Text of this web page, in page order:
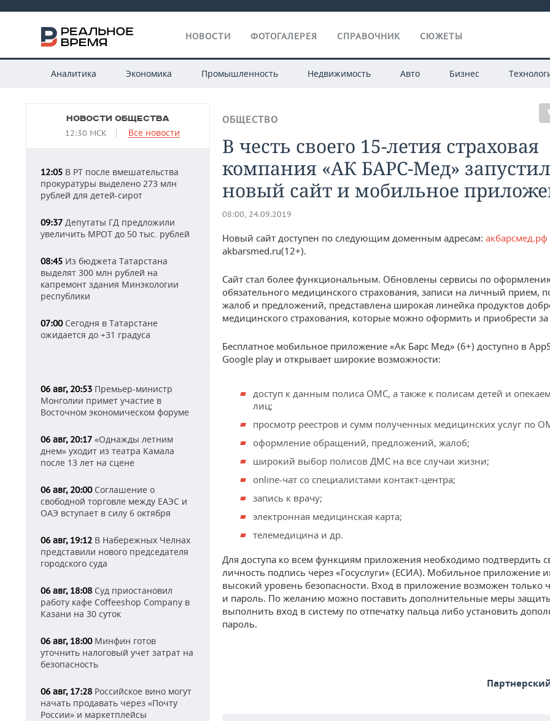
НОВОСТИ ФОТОГАЛЕРЕЯ СПРАВОЧНИК СЮЖЕТЫ
Аналитика Экономика Промышленность Недвижимость Авто Бизнес
НОВОСТИ ОБЩЕСТВА
12:30 МСК Все новости
12:05 В РТ после вмешательства
прокуратуры выделено 273 млн
рублей для детей-сирот
09:37 Депутаты ГД предложили
увеличить МРОТ до 50 тыс. рублей
08:45 Из бюджета Татарстана
выделят 300 млн рублей на
капремонт здания Минэкологии
республики
07:00Сегодня в Татарстане
ожидается до +31 градуса
06 авг, 20:53 Премьер-министр
Монголии примет участие в
Восточном экономическом форуме
06 авг, 20:17 «Однажды летним
днем» уходит из театра Камала
после 13 лет на сцене
06 авг, 20:00Соглашение о
свободной торговле между ЕАЭС и
ОАЭ вступает в силу 6 октября
06 авг, 19:12 В Набережных Челнах
представили нового председателя
городского суда
06 авг, 18:08 Суд приостановил
работу кафе Coffeeshop Company в
Казани на 30 суток
06 авг, 18:00Минфин готов
уточнить налоговый учет затрат на
безопасность
06 авг, 17:28 Российское вино могут
начать продавать через «Почту
России» и маркетплейсы
ОБЩЕСТВО
В честь своего 15-летия страховая
компания «АК БАРС-Мед»
новый сайт и мобильное
08:00, 24.09.2019
Новый сайт доступен по следующим доменным адресам: акбарсмед.рф
akbarsmed.ru(12+).
Сайт стал более функциональным. Обновлены сервисы по
обязательного медицинского страхования, записи на личный прием,
жалоб и предложений, представлена широкая линейка продуктов
медицинского страхования, которые можно оформить и приобрести
Бесплатное мобильное приложение «Ак Барс Мед» (6+) доступно в
Google play и открывает широкие возможности:
доступ к данным полиса ОМС, а также к полисам детей и
лиц;
просмотр реестров и сумм полученных медицинских услуг по
оформление обращений, предложений, жалоб;
широкий выбор полисов ДМС на все случаи жизни;
online-чат со специалистами контакт-центра;
запись к врачу;
электронная медицинская карта;
телемедицина и др.
Для доступа ко всем функциям приложения необходимо подтвердить
личность подпись через «Госуслуги» (ЕСИА). Мобильное приложение
высокий уровень безопасности. Вход в приложение возможен только
и пароль. По желанию можно поставить дополнительные меры
выполнить вход в систему по отпечатку пальца либо установить
пароль.